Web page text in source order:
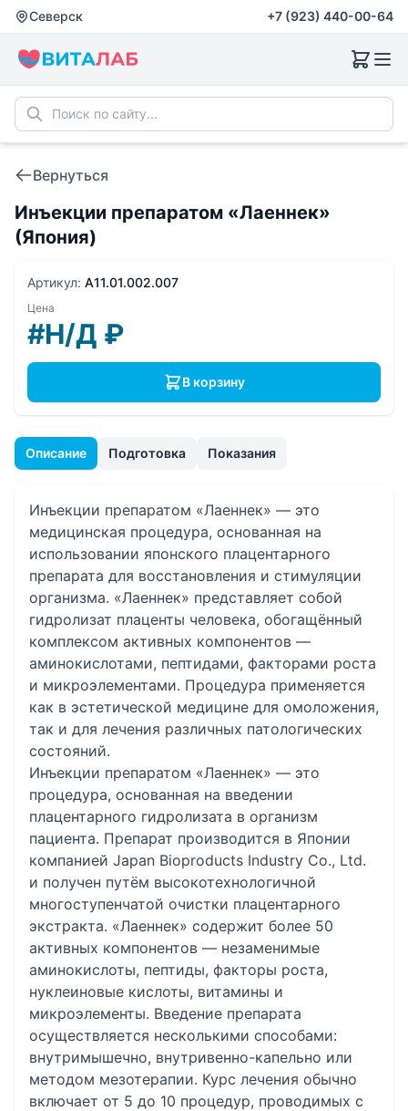
Северск +7 (923) 440-00-64
Вернуться
Инъекции препаратом «Лаеннек»
(Япония)
Описание Подготовка Показания
Инъекции препаратом «Лаеннек» — это
медицинская процедура, основанная на
использовании японского плацентарного
препарата для восстановления и стимуляции
организма. «Лаеннек» представляет собой
гидролизат плаценты человека, обогащённый
комплексом активных компонентов —
аминокислотами, пептидами, факторами роста
и микроэлементами. Процедура применяется
как в эстетической медицине для омоложения,
так и для лечения различных патологических
состояний.
Инъекции препаратом «Лаеннек» — это
процедура, основанная на введении
плацентарного гидролизата в организм
пациента. Препарат производится в Японии
компанией Japan Bioproducts Industry Co., Ltd.
и получен путём высокотехнологичной
многоступенчатой очистки плацентарного
экстракта. «Лаеннек» содержит более 50
активных компонентов — незаменимые
аминокислоты, пептиды, факторы роста,
нуклеиновые кислоты, витамины и
микроэлементы. Введение препарата
осуществляется несколькими способами:
внутримышечно, внутривенно-капельно или
методом мезотерапии. Курс лечения обычно
включает от 5 до 10 процедур, проводимых с
Артикул: A11.01.002.007
Цена
#Н/Д ₽
В корзину